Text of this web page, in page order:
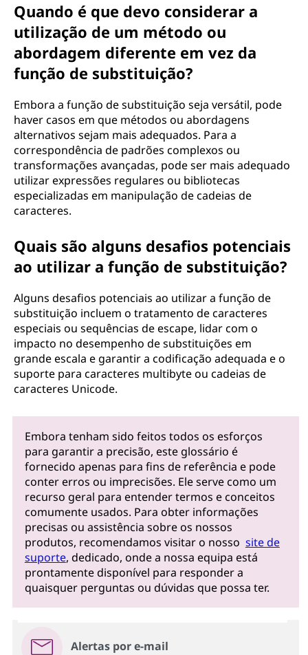
Quando é que devo considerar a
utilização de um método ou
abordagem diferente em vez da
função de substituição?
Embora a função de substituição seja versátil, pode
haver casos em que métodos ou abordagens
alternativos sejam mais adequados. Para a
correspondência de padrões complexos ou
transformações avançadas, pode ser mais adequado
utilizar expressões regulares ou bibliotecas
especializadas em manipulação de cadeias de
caracteres.
Quais são alguns desafios potenciais
ao utilizar a função de substituição?
Alguns desafios potenciais ao utilizar a função de
substituição incluem o tratamento de caracteres
especiais ou sequências de escape, lidar com o
impacto no desempenho de substituições em
grande escala e garantir a codificação adequada e o
suporte para caracteres multibyte ou cadeias de
caracteres Unicode.
Embora tenham sido feitos todos os esforços
para garantir a precisão, este glossário é
fornecido apenas para fins de referência e pode
conter erros ou imprecisões. Ele serve como um
recurso geral para entender termos e conceitos
comumente usados. Para obter informações
precisas ou assistência sobre os nossos
produtos, recomendamos visitar o nosso site de
suporte, dedicado, onde a nossa equipa está
prontamente disponível para responder a
quaisquer perguntas ou dúvidas que possa ter.
Alertas por e-mail